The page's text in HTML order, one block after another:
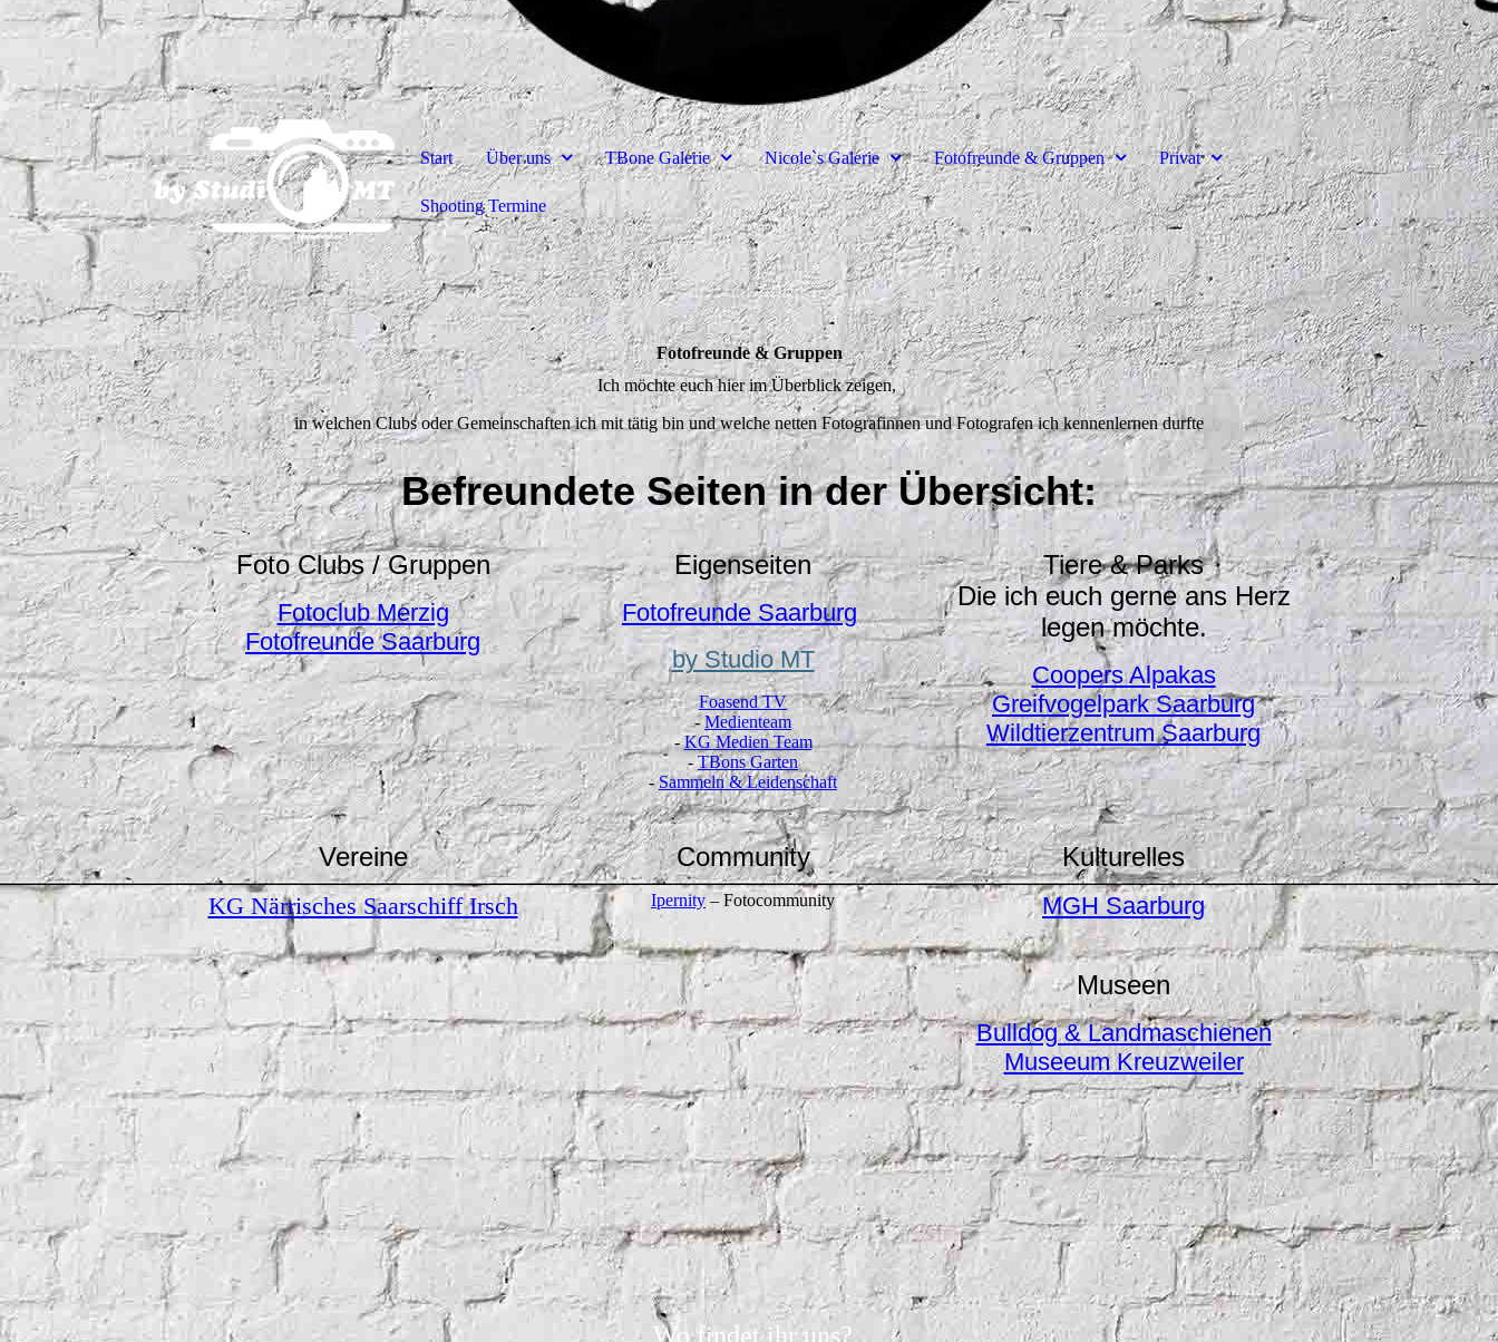
Start Über uns TBone Galerie Nicole`s Galerie Fotofreunde & Gruppen Privat
Shooting Termine
Fotofreunde & Gruppen
Ich möchte euch hier im Überblick zeigen,
in welchen Clubs oder Gemeinschaften ich mit tätig bin und welche netten Fotografinnen und Fotografen ich kennenlernen durfte
Befreundete Seiten in der Übersicht:
Foto Clubs / Gruppen
Fotoclub Merzig
Fotofreunde Saarburg
Eigenseiten
Fotofreunde Saarburg
by Studio MT
Foasend TV
-Medienteam
-KG Medien Team
-TBons Garten
-Sammeln & Leidenschaft
Tiere & Parks
Die ich euch gerne ans Herz
legen möchte.
Coopers Alpakas
Greifvogelpark Saarburg
Wildtierzentrum Saarburg
Vereine
KG Närrisches Saarschiff Irsch
Community
Ipernity – Fotocommunity
Kulturelles
MGH Saarburg
Museen
Bulldog & Landmaschienen
Museeum Kreuzweiler
Wo findet ihr uns?